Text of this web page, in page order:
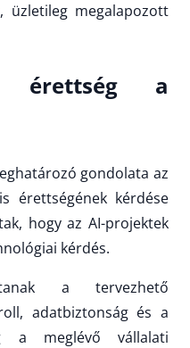
üzletileg megalapozott
érettség a
gondolata az
érettségének kérdése
hogy az AI-projektek
kérdés.
a tervezhető
adatbiztonság és a
a meglévő vállalati